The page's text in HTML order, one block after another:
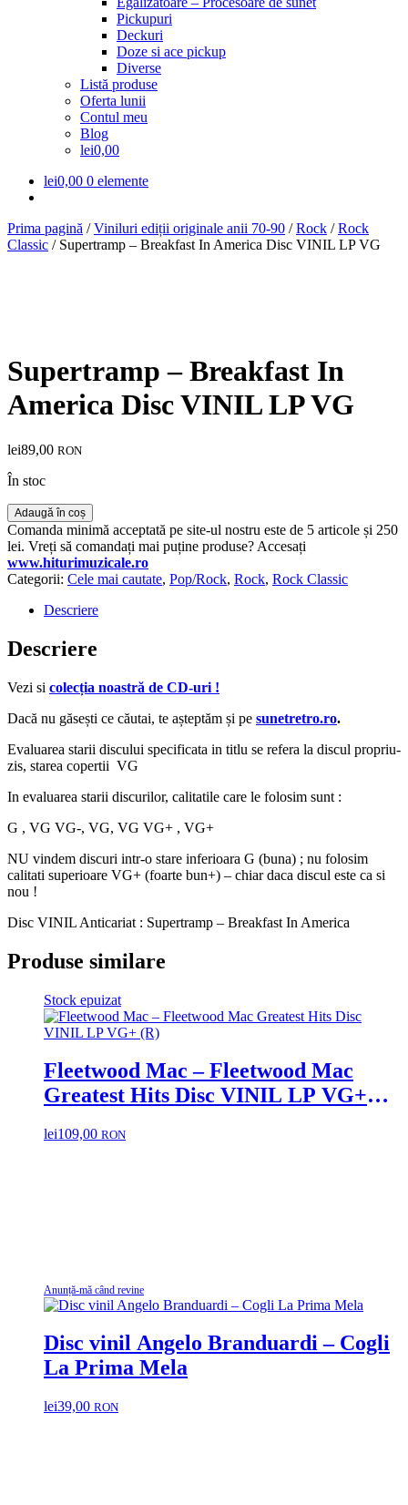
Pickupuri
Deckuri
Doze si ace pickup
Diverse
Listă produse
Oferta lunii
Contul meu
Blog
lei0,00
lei0,00 0 elemente
Prima pagină /Viniluri ediții originale anii 70-90 /Rock /Rock
Classic / Supertramp – Breakfast In America Disc VINIL LP VG
Supertramp – Breakfast In
America Disc VINIL LP VG
lei89,00 RON
În stoc
Cantitate
Supertramp
–
Breakfast
In
Disc
LP
VG
Adaugă în coș
Comanda minimă acceptată pe site-ul nostru este de 5 articole și 250
lei. Vreți să comandați mai puține produse? Accesați
www.hiturimuzicale.ro
Categorii: Cele mai cautate, Pop/Rock, Rock, Rock Classic
Descriere
Descriere
Vezi si colecția noastră de CD-uri !
Dacă nu găsești ce căutai, te așteptăm și pe sunetretro.ro.
Evaluarea starii discului specificata in titlu se refera la discul propriu-
zis, starea copertii VG
In evaluarea starii discurilor, calitatile care le folosim sunt :
G , VG VG-, VG, VG VG+ , VG+
NU vindem discuri intr-o stare inferioara G (buna) ; nu folosim
calitati superioare VG+ (foarte bun+) – chiar daca discul este ca si
nou !
Disc VINIL Anticariat : Supertramp – Breakfast In America
Produse similare
Stock epuizat
Fleetwood Mac – Fleetwood Mac
Greatest Hits Disc VINIL LP VG+
lei109,00 RON
Anunță-mă când revine
Disc vinil Angelo Branduardi – Cogli
La Prima Mela
lei39,00 RON